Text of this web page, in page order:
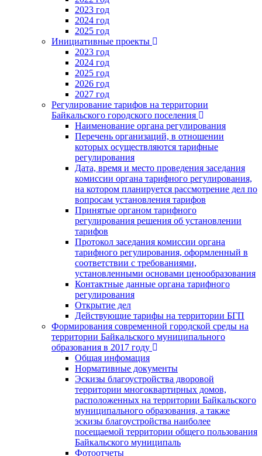
2023 год
2024 год
2025 год
Инициативные проекты
2023 год
2024 год
2025 год
2026 год
2027 год
Регулирование тарифов на территории
Байкальского городского поселения
Наименование органа регулирования
Перечень организаций, в отношении
которых осуществляются тарифные
регулирования
Дата, время и место проведения заседания
комиссии органа тарифного регулирования,
на котором планируется рассмотрение дел по
вопросам установления тарифов
Принятые органом тарифного
регулирования решения об установлении
тарифов
Протокол заседания комиссии органа
тарифного регулирования, оформленный в
соответствии с требованиями,
установленными основами ценообразования
Контактные данные органа тарифного
регулирования
Открытие дел
Действующие тарифы на территории БГП
Формирования современной городской среды на
территории Байкальского муниципального
образования в 2017 году
Общая инфомация
Нормативные документы
Эскизы благоустройства дворовой
территории многоквартирных домов,
расположенных на территории Байкальского
муниципального образования, а также
эскизы благоустройства наиболее
посещаемой территории общего пользования
Байкальского муниципаль
Фотоотчеты